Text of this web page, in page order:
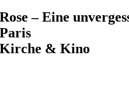
Rose – Eine
Paris
Kirche & Kino